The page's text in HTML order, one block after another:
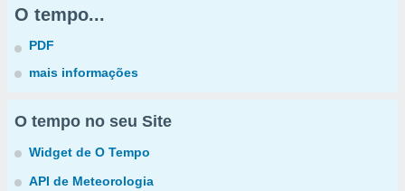
O tempo...
PDF
mais informações
O tempo no seu Site
Widget de O Tempo
API de Meteorologia